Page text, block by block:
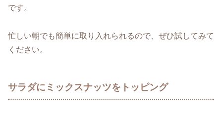
です。
忙しい朝でも簡単に取り入れられるので、ぜひ試してみて
ください。
サラダにミックスナッツをトッピング